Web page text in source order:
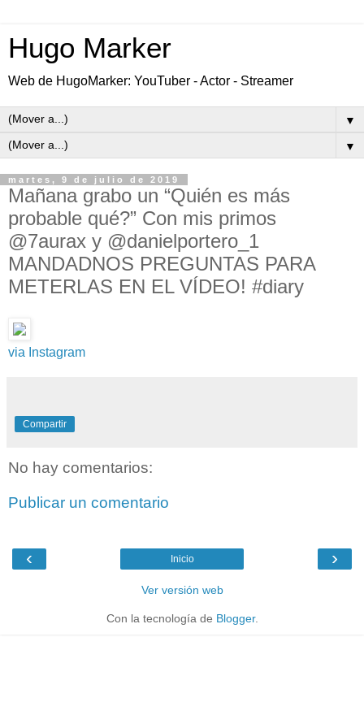
Hugo Marker
Web de HugoMarker: YouTuber - Actor - Streamer
▼
▼
martes, 9 de julio de 2019
Mañana grabo un “Quién es más
probable qué?” Con mis primos
@7aurax y @danielportero_1
MANDADNOS PREGUNTAS PARA
METERLAS EN EL VÍDEO! #diary
via Instagram
Compartir
No hay comentarios:
Publicar un comentario
‹ ›
Inicio
Ver versión web
Con la tecnología de Blogger.